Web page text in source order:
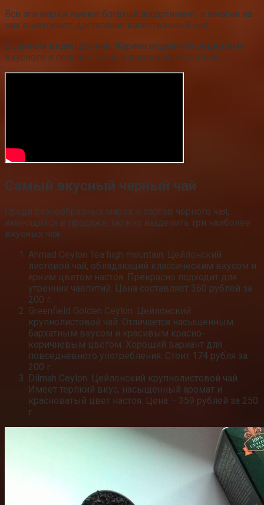
Все эти марки имеют богатый ассортимент, а многие из
них выпускают достаточно качественный чай.
В данном видео ролике, Карина поделится рецептами
вкусного и полезного чая в домашних условиях.
Самый вкусный черный чай
Среди разнообразных марок и сортов черного чая,
имеющихся в продаже, можно выделить три наиболее
вкусных чая:
Ahmad Ceylon Tea high mountain. Цейлонский
листовой чай, обладающий классическим вкусом и
ярким цветом настоя. Прекрасно подходит для
утренних чаепитий. Цена составляет 360 рублей за
200 г.
Greenfield Golden Ceylon. Цейлонский
крупнолистовой чай. Отличается насыщенным
бархатным вкусом и красивым красно-
коричневым цветом. Хороший вариант для
повседневного употребления. Стоит 174 рубля за
200 г.
Dilmah Ceylon. Цейлонский крупнолистовой чай.
Имеет терпкий вкус, насыщенный аромат и
красноватый цвет настоя. Цена – 359 рублей за 250
г.